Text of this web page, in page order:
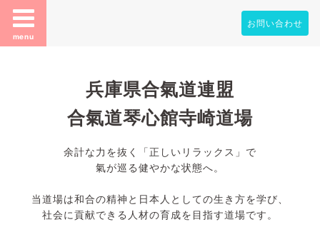
menu
お問い合わせ
兵庫県合氣道連盟
合氣道琴心館寺崎道場
余計な力を抜く「正しいリラックス」で
氣が巡る健やかな状態へ。
当道場は和合の精神と日本人としての生き方を学び、
社会に貢献できる人材の育成を目指す道場です。